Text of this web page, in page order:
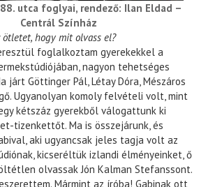
utca foglyai, rendező: Ilan Eldad –
Centrál Színház
ötletet, hogy mit olvass el?
foglalkoztam gyerekekkel a
nagyon tehetséges
járt Göttinger Pál, Létay Dóra, Mészáros
Ugyanolyan komoly felvételi volt, mint
kétszáz gyerekből válogattunk ki
tizenkettőt. Ma is összejárunk, és
aki ugyancsak jeles tagja volt az
kicseréltük izlandi élményeinket, ő
olvassak Jón Kalman Stefanssont.
Mármint az íróba! Gabinak ott